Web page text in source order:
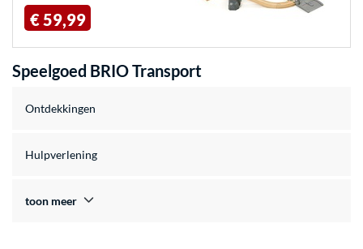
€ 59,99
Speelgoed BRIO Transport
Ontdekkingen
Hulpverlening
toon meer